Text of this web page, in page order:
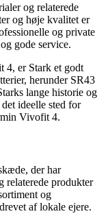
og relaterede
og høje kvalitet er
og private
gode service.
4, er Stark et godt
herunder SR43
lange historie og
ideelle sted for
Vivofit 4.
der har
relaterede produkter
og
af lokale ejere.